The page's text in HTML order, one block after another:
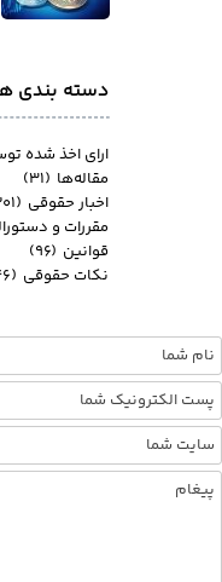
دسته بندی
ارای اخذ شده
مقاله‌ها (۳۱)
اخبار حقوقی (۲۰۱)
مقررات و
قوانین (۹۶)
نکات حقوقی (۴۶)